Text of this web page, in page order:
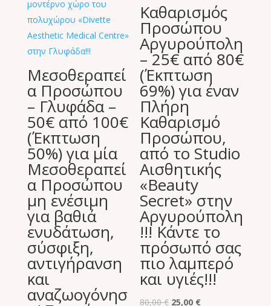
Μεσοθεραπεί
α Προσώπου
– Γλυφάδα –
50€ από 100€
(Έκπτωση
50%) για μία
Μεσοθεραπεί
α Προσώπου
μη ενέσιμη
για βαθιά
ενυδάτωση,
σύσφιξη,
αντιγήρανση
και
αναζωογόνησ
Καθαρισμός
Προσώπου
Αργυρούπολη
– 25€ από 80€
(Έκπτωση
69%) για έναν
Πλήρη
Καθαρισμό
Προσώπου,
από το Studio
Αισθητικής
«Beauty
Secret» στην
Αργυρούπολη
!!! Κάντε το
πρόσωπό σας
πιο λαμπερό
και υγιές!!!
80,00€ Original
25,00 €